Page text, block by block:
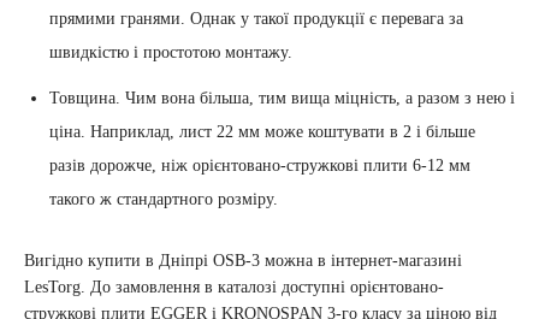
прямими гранями. Однак у такої продукції є перевага за
швидкістю і простотою монтажу.
Товщина. Чим вона більша, тим вища міцність, а разом з нею і
ціна. Наприклад, лист 22 мм може коштувати в 2 і більше
разів дорожче, ніж орієнтовано-стружкові плити 6-12 мм
такого ж стандартного розміру.
Вигідно купити в Дніпрі OSB-3 можна в інтернет-магазині
LesTorg. До замовлення в каталозі доступні орієнтовано-
стружкові плити EGGER і KRONOSPAN 3-го класу за ціною від